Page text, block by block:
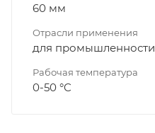
60 мм
Отрасли применения
для промышленности
Рабочая температура
0-50 °C